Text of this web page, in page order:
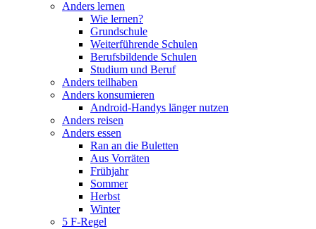
Anders lernen
Wie lernen?
Grundschule
Weiterführende Schulen
Berufsbildende Schulen
Studium und Beruf
Anders teilhaben
Anders konsumieren
Android-Handys länger nutzen
Anders reisen
Anders essen
Ran an die Buletten
Aus Vorräten
Frühjahr
Sommer
Herbst
Winter
5 F-Regel